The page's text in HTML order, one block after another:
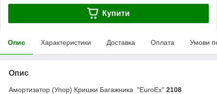
Купити
Опис Характеристики Доставка Оплата Умови
Опис
Амортизатор (Упор) Кришки Багажника "EuroEx" 2108